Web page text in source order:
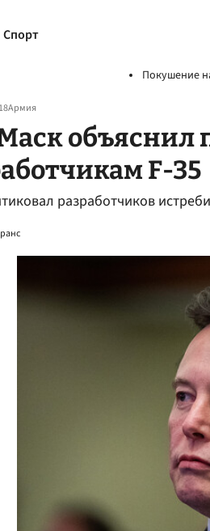
Спорт
Покушение
Армия
объяснил
F-35
разработчиков